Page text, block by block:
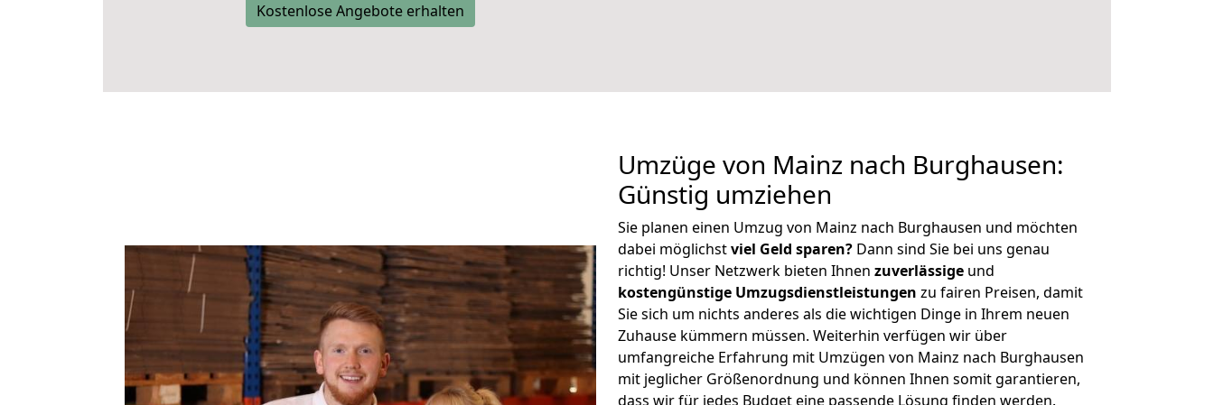
Kostenlose Angebote erhalten
Umzüge von Mainz nach Burghausen:
Günstig umziehen
Sie planen einen Umzug von Mainz nach Burghausen und möchten
dabei möglichstviel Geld sparen? Dann sind Sie bei uns genau
richtig! Unser Netzwerk bieten Ihnen zuverlässige und
kostengünstige Umzugsdienstleistungen zu fairen Preisen, damit
Sie sich um nichts anderes als die wichtigen Dinge in Ihrem neuen
Zuhause kümmern müssen. Weiterhin verfügen wir über
umfangreiche Erfahrung mit Umzügen von Mainz nach Burghausen
mit jeglicher Größenordnung und können Ihnen somit garantieren,
dass wir für jedes Budget eine passende Lösung finden werden.